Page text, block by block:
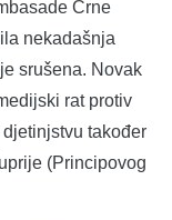
Crne
nekadašnja
srušena. Novak
rat protiv
također
(Principovog